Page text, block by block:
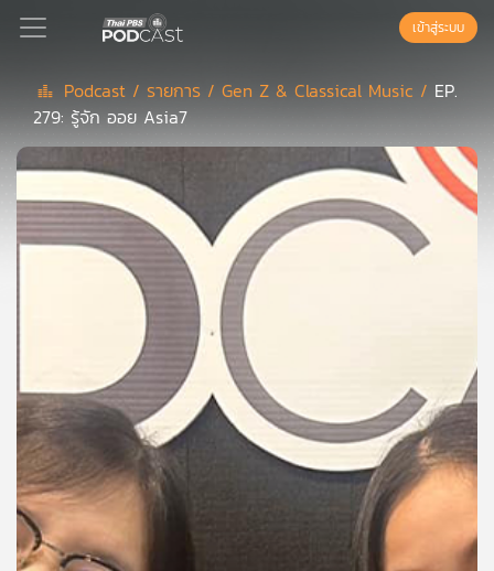
Podcast
เพล
ย์
ลิ
ย์
ลิ
สต์
ของ
คุณ
เข้าสู่ระบบ
Podcast / รายการ /Gen Z & Classical Music / EP.
279: รู้จัก ออย Asia7